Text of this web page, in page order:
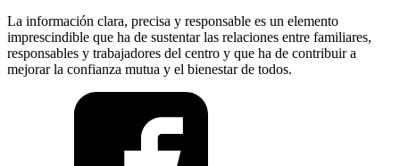
La información clara, precisa y responsable es un elemento
imprescindible que ha de sustentar las relaciones entre familiares,
responsables y trabajadores del centro y que ha de contribuir a
mejorar la confianza mutua y el bienestar de todos.